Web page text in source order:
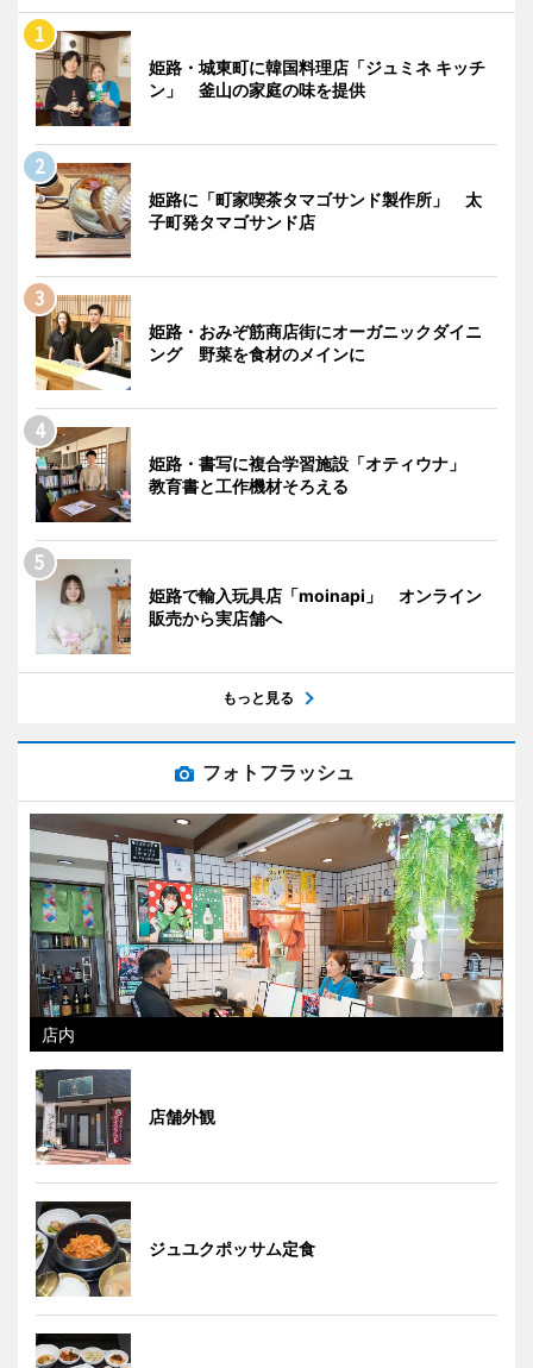
姫路・城東町に韓国料理店「ジュミネ キッチ
ン」 釜山の家庭の味を提供
姫路に「町家喫茶タマゴサンド製作所」 太
子町発タマゴサンド店
姫路・おみぞ筋商店街にオーガニックダイニ
ング 野菜を食材のメインに
姫路・書写に複合学習施設「オティウナ」
教育書と工作機材そろえる
姫路で輸入玩具店「moinapi」 オンライン
販売から実店舗へ
もっと見る
フォトフラッシュ
店内
店舗外観
ジュユクポッサム定食